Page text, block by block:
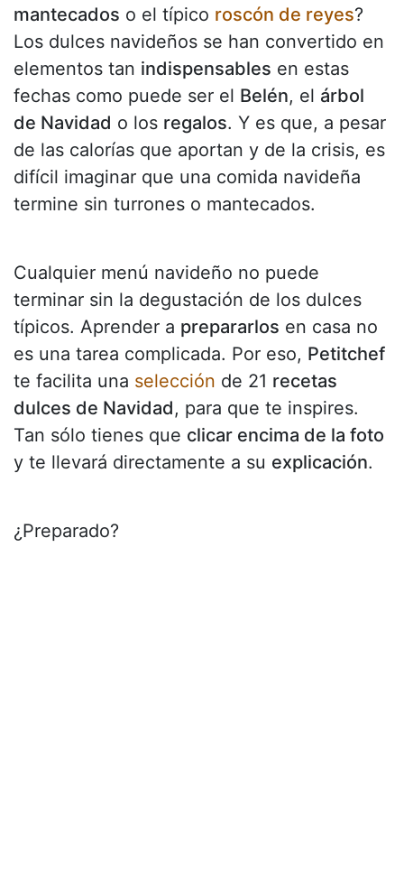
mantecados o el típico roscón de reyes?
Los dulces navideños se han convertido en
elementos tan indispensables en estas
fechas como puede ser el Belén, el árbol
de Navidad o los regalos. Y es que, a pesar
de las calorías que aportan y de la crisis, es
difícil imaginar que una comida navideña
termine sin turrones o mantecados.
Cualquier menú navideño no puede
terminar sin la degustación de los dulces
típicos. Aprender a prepararlos en casa no
es una tarea complicada. Por eso, Petitchef
te facilita una selección de 21 recetas
dulces de Navidad, para que te inspires.
Tan sólo tienes que clicar encima de la foto
y te llevará directamente a su explicación.
¿Preparado?